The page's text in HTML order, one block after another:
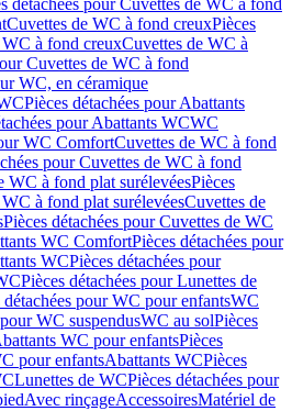
détachées pour Cuvettes de WC à fond
Cuvettes de WC à fond creuxPièces
WC à fond creuxCuvettes de WC à
Cuvettes de WC à fond
WC, en céramique
Pièces détachées pour Abattants
pour Abattants WCWC
WC ComfortCuvettes de WC à fond
pour Cuvettes de WC à fond
WC à fond plat surélevéesPièces
à fond plat surélevéesCuvettes de
Pièces détachées pour Cuvettes de WC
WC ComfortPièces détachées pour
WCPièces détachées pour
Pièces détachées pour Lunettes de
détachées pour WC pour enfantsWC
WC suspendusWC au solPièces
WC pour enfantsPièces
pour enfantsAbattants WCPièces
Lunettes de WCPièces détachées pour
Avec rinçageAccessoiresMatériel de